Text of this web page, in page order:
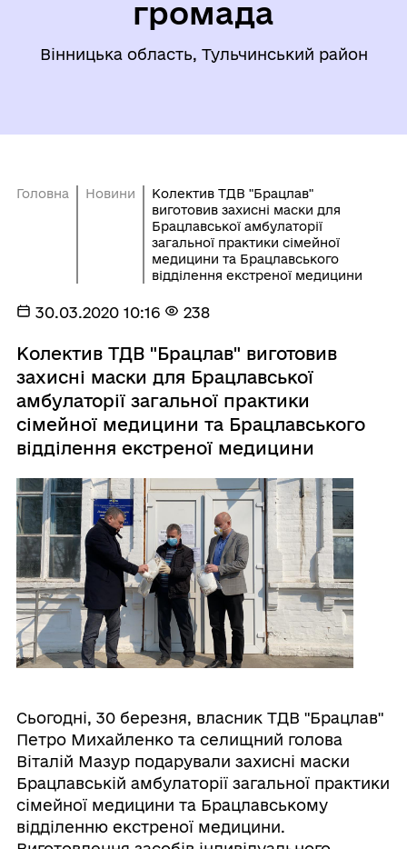
громада
Вінницька область, Тульчинський район
Головна Новини
Колектив ТДВ "Брацлав"
виготовив захисні маски для
Брацлавської амбулаторії
загальної практики сімейної
медицини та Брацлавського
відділення екстреної медицини
30.03.2020 10:16 238
Колектив ТДВ "Брацлав" виготовив
захисні маски для Брацлавської
амбулаторії загальної практики
сімейної медицини та Брацлавського
відділення екстреної медицини
Сьогодні, 30 березня, власник ТДВ "Брацлав"
Петро Михайленко та селищний голова
Віталій Мазур подарували захисні маски
Брацлавській амбулаторії загальної практики
сімейної медицини та Брацлавському
відділенню екстреної медицини.